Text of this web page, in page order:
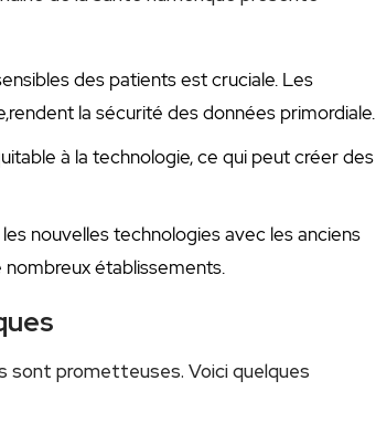
des patients est ⁤cruciale. Les
la sécurité des⁢ données primordiale.
à la ​technologie, ce qui​ peut créer des
nouvelles technologies avec les anciens
établissements.
sont prometteuses. Voici quelques